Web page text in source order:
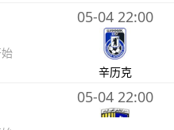
05-04 22:00
辛历克
05-04 22:00